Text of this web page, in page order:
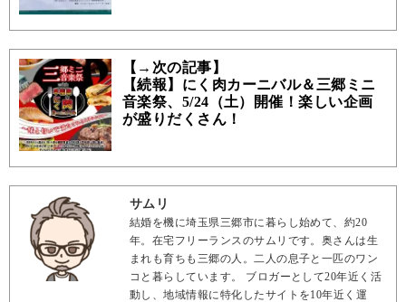
【→次の記事】
【続報】にく肉カーニバル＆三郷ミニ
音楽祭、5/24（土）開催！楽しい企画
が盛りだくさん！
サムリ
結婚を機に埼玉県三郷市に暮らし始めて、約20
年。在宅フリーランスのサムリです。奥さんは生
まれも育ちも三郷の人。二人の息子と一匹のワン
コと暮らしています。 ブロガーとして20年近く活
動し、地域情報に特化したサイトを10年近く運